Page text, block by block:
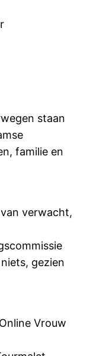
staan
familie en
verwacht,
gezien
Vrouw